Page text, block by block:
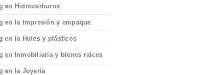
en Hidrocarburos
en la Impresión y empaque
en la Hules y plásticos
en Inmobiliaria y bienes raíces
en la Joyería